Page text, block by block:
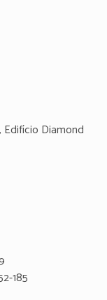
Edifício Diamond
185